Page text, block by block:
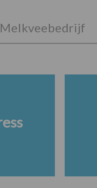
Melkveebedrijf